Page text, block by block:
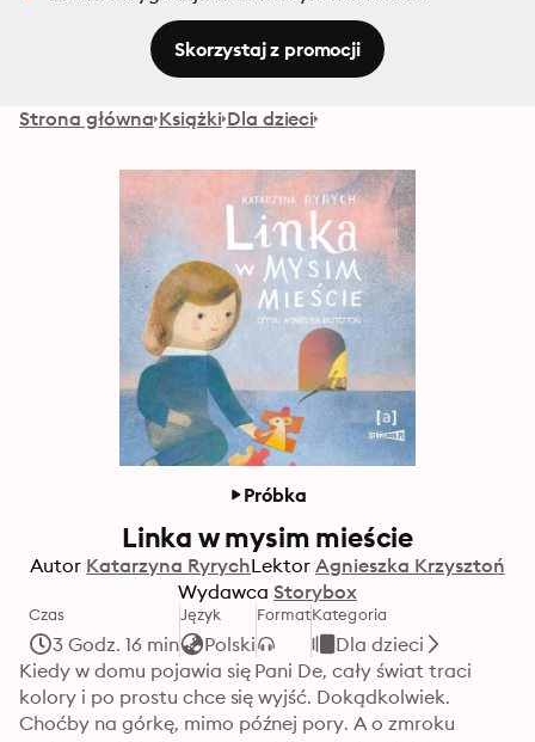
Skorzystaj z promocji
Strona główna Książki Dla dzieci
Próbka
Linka w mysim mieście
Autor Katarzyna RyrychLektor Agnieszka Krzysztoń
Wydawca Storybox
Czas
3 Godz. 16 min
Język
Polski
FormatKategoria
Dla dzieci
Kiedy w domu pojawia się Pani De, cały świat traci
kolory i po prostu chce się wyjść. Dokądkolwiek.
Choćby na górkę, mimo późnej pory. A o zmroku